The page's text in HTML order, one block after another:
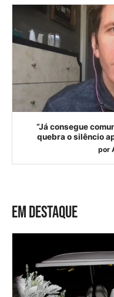
“Já consegue
quebra o silêncio
por
EM DESTAQUE